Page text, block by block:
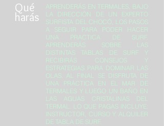
Qué
harás
APRENDERÁS EN TERMALES, BAJO
LA DIRECCIÓN DE UN EXPERTO
SURFISTA DEL CHOCÓ, LOS PASOS
A SEGUIR PARA PODER HACER
UNA PRACTICA DE SURF.
APRENDERÁS SOBRE LAS
DISTINTAS TABLAS DE SURF Y
RECIBIRÁS CONSEJOS Y
ESTRATEGIAS PARA DOMINAR LAS
OLAS. AL FINAL SE DISFRUTA DE
UNA PRÁCTICA EN EL MAR DE
TERMALES Y LUEGO UN BAÑO EN
LAS AGUAS CRISTALINAS DEL
TERMAL. LO QUE PAGAS INCLUYE:
INSTRUCTOR, CURSO Y ALQUILER
DE TABLA DE SURF.